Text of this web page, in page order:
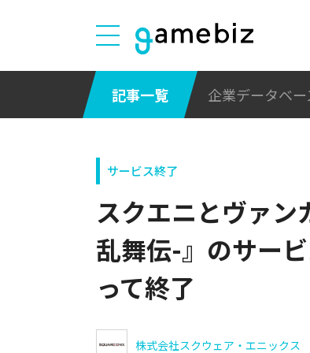
記事一覧 企業データベー
サービス終了
スクエニとヴァン
乱舞伝-』のサー
って終了
株式会社スクウェア・エニックス